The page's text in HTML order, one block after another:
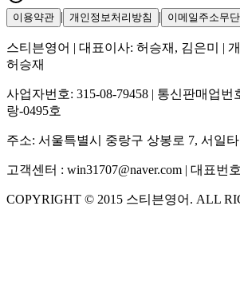
이용약관 | 개인정보처리방침 | 이메일주소무
스티븐영어 | 대표이사: 허승재, 김은미
|
허승재
사업자번호: 315-08-79458 | 통신판매업번
랑-0495호
주소: 서울특별시 중랑구 상봉로 7, 서일
고객센터 : win31707@naver.com | 대표번호
COPYRIGHT © 2015 스티븐영어 . ALL